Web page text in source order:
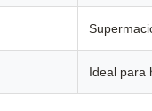
Ideal para